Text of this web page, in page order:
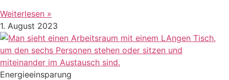
Weiterlesen »
1. August 2023
Energieeinsparung